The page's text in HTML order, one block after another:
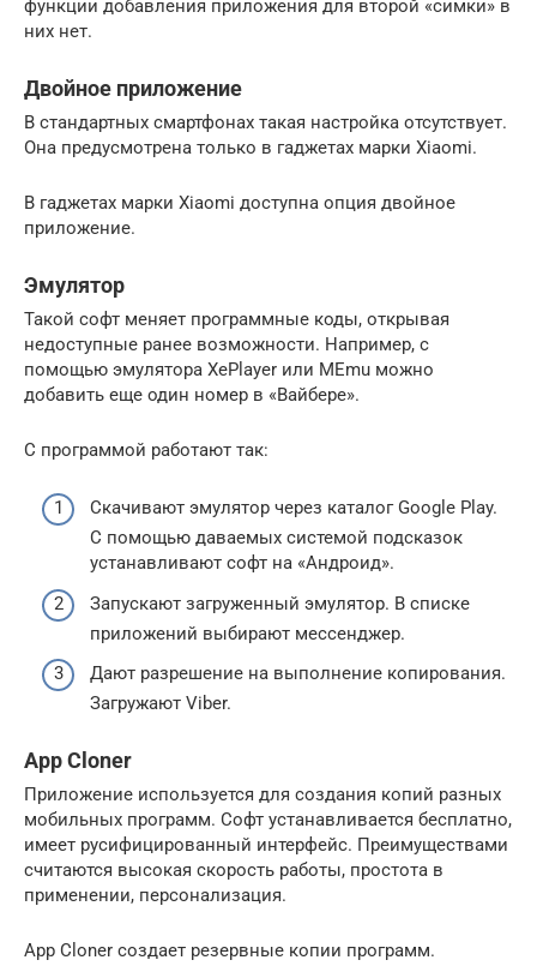
функции добавления приложения для второй «симки» в
них нет.
Двойное приложение
В стандартных смартфонах такая настройка отсутствует.
Она предусмотрена только в гаджетах марки Xiaomi.
В гаджетах марки Xiaomi доступна опция двойное
приложение.
Эмулятор
Такой софт меняет программные коды, открывая
недоступные ранее возможности. Например, с
помощью эмулятора XePlayer или MEmu можно
добавить еще один номер в «Вайбере».
С программой работают так:
Скачивают эмулятор через каталог Google Play.
С помощью даваемых системой подсказок
устанавливают софт на «Андроид».
Запускают загруженный эмулятор. В списке
приложений выбирают мессенджер.
Дают разрешение на выполнение копирования.
Загружают Viber.
App Cloner
Приложение используется для создания копий разных
мобильных программ. Софт устанавливается бесплатно,
имеет русифицированный интерфейс. Преимуществами
считаются высокая скорость работы, простота в
применении, персонализация.
App Cloner создает резервные копии программ.